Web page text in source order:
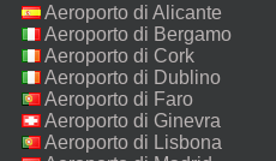
Aeroporto di Alicante
Aeroporto di Bergamo
Aeroporto di Cork
Aeroporto di Dublino
Aeroporto di Faro
Aeroporto di Ginevra
Aeroporto di Lisbona